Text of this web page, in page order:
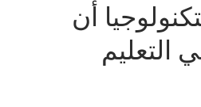
أن
التعليم